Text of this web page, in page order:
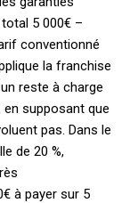
5 000€ –
conventionné
la franchise
reste à charge
en supposant que
pas. Dans le
de 20 %,
à payer sur 5